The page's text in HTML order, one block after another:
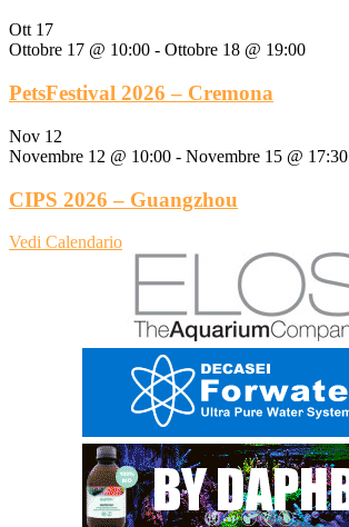
Ott 17
Ottobre 17 @ 10:00 - Ottobre 18 @ 19:00
PetsFestival 2026 – Cremona
Nov 12
Novembre 12 @ 10:00 - Novembre 15 @ 17:30
CIPS 2026 – Guangzhou
Vedi Calendario